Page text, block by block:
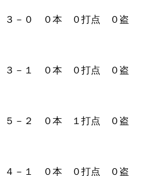
０本 ０打点 ０盗
１ ０本 ０打点 ０盗
０本 １打点 ０盗
０本 ０打点 ０盗